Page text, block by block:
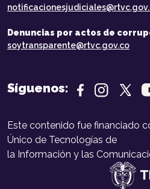
Denuncias por actos de
soytransparente@rtvc.gov.co
Síguenos:
Este contenido fue financiado
Único de Tecnologías de
la Información y las